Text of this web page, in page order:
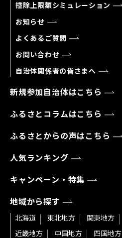
控除上限額シミュレーション
お知らせ
よくあるご質問
お問い合わせ
自治体関係者の皆さまへ
新規参加自治体はこちら
ふるさとコラムはこちら
ふるさとからの声はこちら
人気ランキング
キャンペーン・特集
地域から探す
北海道 東北地方 関東地方
近畿地方
中国地方
四国地方